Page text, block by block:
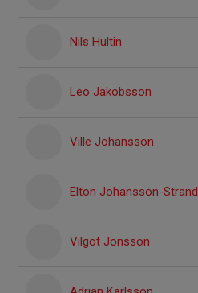
Nils Hultin
Leo Jakobsson
Ville Johansson
Elton Johansson-Strand
Vilgot Jönsson